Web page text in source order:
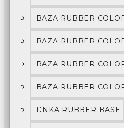
BAZA RUBBER
BAZA RUBBER
BAZA RUBBER
BAZA RUBBER
DNKA RUBBER BASE